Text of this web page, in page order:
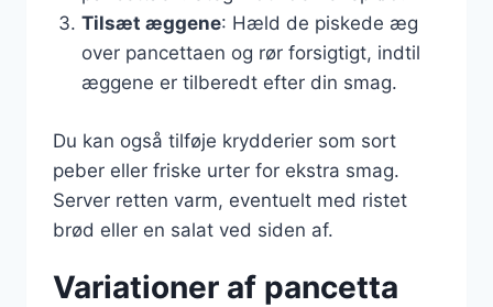
Tilsæt æggene: Hæld de piskede æg
over pancettaen og rør forsigtigt, indtil
æggene er tilberedt efter din smag.
Du kan også tilføje krydderier som sort
peber eller friske urter for ekstra smag.
Server retten varm, eventuelt med ristet
brød eller en salat ved siden af.
Variationer af pancetta